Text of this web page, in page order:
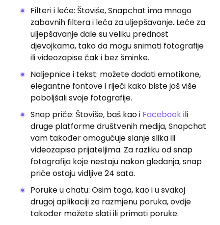
Filteri i leće: Štoviše, Snapchat ima mnogo
zabavnih filtera i leća za uljepšavanje. Leće za
uljepšavanje dale su veliku prednost
djevojkama, tako da mogu snimati fotografije
ili videozapise čak i bez šminke.
Naljepnice i tekst: možete dodati emotikone,
elegantne fontove i riječi kako biste još više
poboljšali svoje fotografije.
Snap priče: Štoviše, baš kao i Facebookili
druge platforme društvenih medija, Snapchat
vam također omogućuje slanje slika ili
videozapisa prijateljima. Za razliku od snap
fotografija koje nestaju nakon gledanja, snap
priče ostaju vidljive 24 sata.
Poruke u chatu: Osim toga, kao i u svakoj
drugoj aplikaciji za razmjenu poruka, ovdje
također možete slati ili primati poruke.